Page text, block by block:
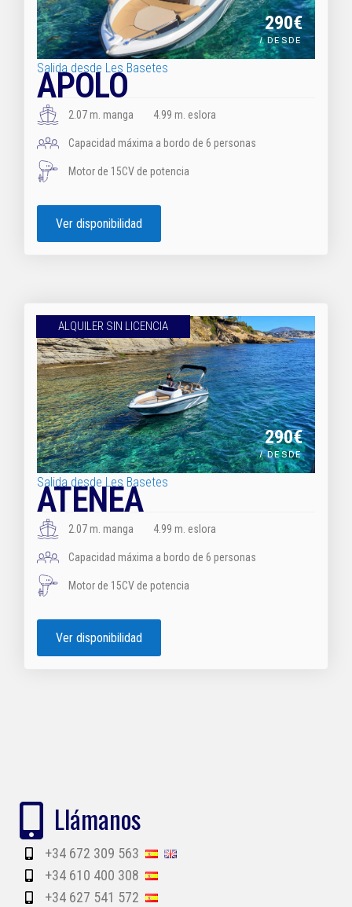
290€
/ DESDE
Salida desde Les Basetes
APOLO
2.07 m. manga 4.99 m. eslora
Capacidad máxima a bordo de 6 personas
Motor de 15CV de potencia
Ver disponibilidad
290€
/ DESDE
Salida desde Les Basetes
ATENEA
2.07 m. manga 4.99 m. eslora
Capacidad máxima a bordo de 6 personas
Motor de 15CV de potencia
Ver disponibilidad
ALQUILER SIN LICENCIA
Llámanos
+34 672 309 563
+34 610 400 308
+34 627 541 572